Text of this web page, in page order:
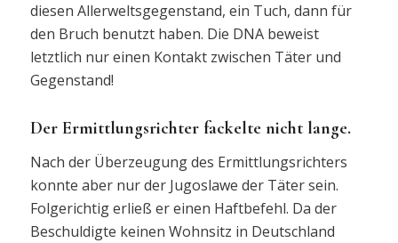
diesen Allerweltsgegenstand, ein Tuch, dann für
den Bruch benutzt haben. Die DNA beweist
letztlich nur einen Kontakt zwischen Täter und
Gegenstand!
Der Ermittlungsrichter fackelte nicht lange.
Nach der Überzeugung des Ermittlungsrichters
konnte aber nur der Jugoslawe der Täter sein.
Folgerichtig erließ er einen Haftbefehl. Da der
Beschuldigte keinen Wohnsitz in Deutschland